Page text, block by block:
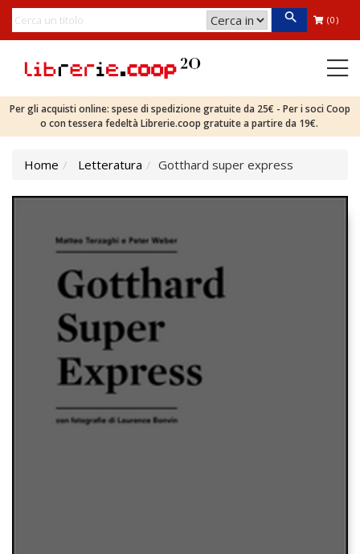
(0)
Per gli acquisti online: spese di spedizione gratuite da 25€ - Per i soci Coop
o con tessera fedeltà Librerie.coop gratuite a partire da 19€.
Home Letteratura Gotthard super express